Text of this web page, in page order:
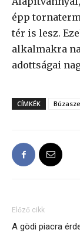
épp
tér is lesz.
alkalmakra
adottságai
CÍMKÉK
Előző cikk
A gödi piacra